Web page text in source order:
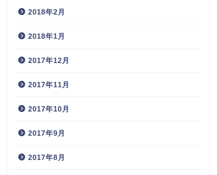
2018年2月
2018年1月
2017年12月
2017年11月
2017年10月
2017年9月
2017年8月